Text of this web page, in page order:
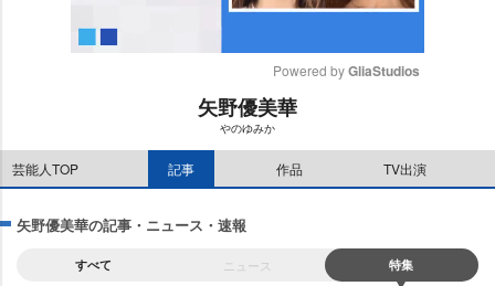
Powered by GliaStudios
矢野優美華
のゆみか
芸能人TOP 記事 作品 TV出演
矢野優美華の記事・ニュース・速報
すべて ニュース 特集